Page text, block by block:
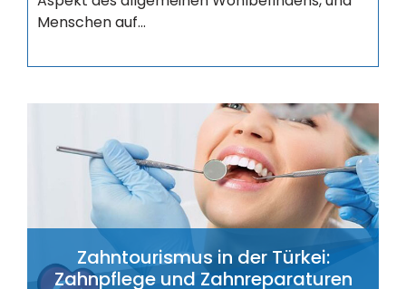
Menschen auf...
Zahntourismus in der Türkei:
Zahnpflege und Zahnreparaturen